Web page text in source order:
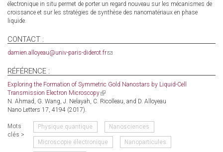
électronique in situ permet de porter un regard nouveau sur les mécanismes de
croissance et sur les stratégies de synthèse des nanomatériaux en phase
liquide.
CONTACT :
damien.alloyeau@univ-paris-diderot.fr(link
RÉFÉRENCE :
Exploring the Formation of Symmetric Gold Nanostars by Liquid-Cell
Transmission Electron Microscopy(link
is
N. Ahmad, G. Wang, J. Nelayah, C. Ricolleau, and D. Alloyeau
Nano Letters 17, 4194 (2017).
Mots
clés >
Physique quantique Nanosciences
Microscopie électronique Nanoparticules